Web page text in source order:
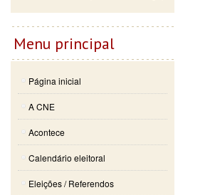
Menu principal
Página inicial
A CNE
Acontece
Calendário eleitoral
Eleições / Referendos